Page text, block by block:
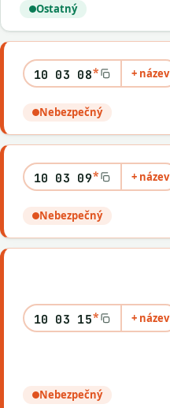
Ostatný
10 03 08* + název
Nebezpečný
10 03 09* + název
Nebezpečný
10 03 15* + název
Nebezpečný